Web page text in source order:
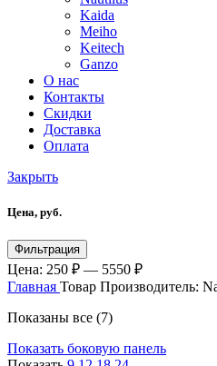
Kaida
Meiho
Keitech
Ganzo
О нас
Контакты
Скидки
Доставка
Оплата
Закрыть
Цена, руб.
Фильтрация
Цена: 250 ₽ — 5550 ₽
Главная Товар Производитель:
Показаны все (7)
Показать боковую панель